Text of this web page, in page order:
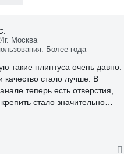
г. Москва
Более года
такие плинтуса очень давно.
качество стало лучше. В
теперь есть отверстия,
стало значительно
стен у меня затянулось
месяцы, т. к. одной